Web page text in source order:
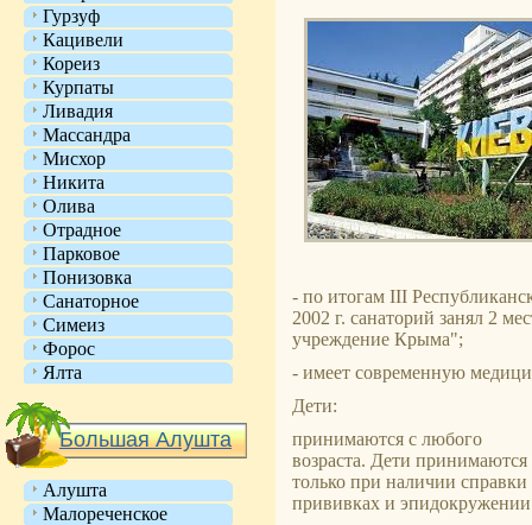
Гурзуф
Кацивели
Кореиз
Курпаты
Ливадия
Массандра
Мисхор
Никита
Олива
Отрадное
Парковое
Понизовка
Санаторное
Симеиз
Форос
Ялта
Большая Алушта
Алушта
Малореченское
- по итогам III
2002 г. санаторий занял 2
учреждение Крыма";
- имеет современную
Дети:
принимаются с любого
возраста. Дети принимаются
только при наличии справки
прививках и